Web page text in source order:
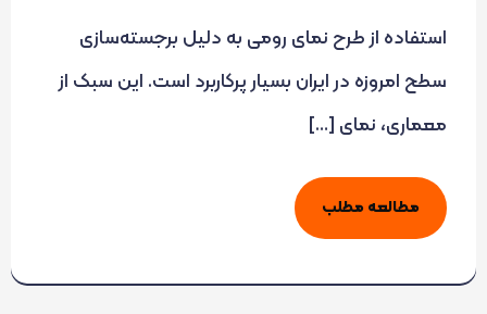
استفاده از طرح نمای رومی به دلیل برجسته‌سازی
سطح امروزه در ایران بسیار پرکاربرد است. این سبک از
معماری، نمای […]
مطالعه مطلب